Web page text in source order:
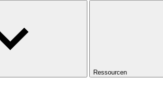
Ressourcen